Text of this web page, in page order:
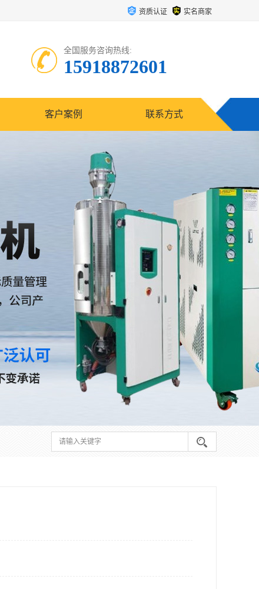
资质认证 实名商家
全国服务咨询热线:
15918872601
客户案例 联系方式